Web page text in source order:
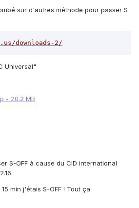
sur d'autres méthode pour passer S-
downloads-2/
Universal"
- 20.2 MB
S-OFF à cause du CID international
min j'étais S-OFF ! Tout ça